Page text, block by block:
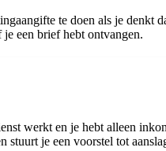
te doen als je
een brief hebt ontvangen.
werkt en je hebt alleen
stuurt je een voorstel tot